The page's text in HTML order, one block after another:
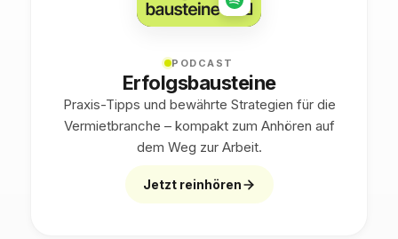
PODCAST
Erfolgsbausteine
Praxis-Tipps und bewährte Strategien für die
Vermietbranche – kompakt zum Anhören auf
dem Weg zur Arbeit.
Jetzt reinhören